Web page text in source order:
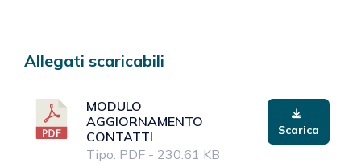
Allegati scaricabili
MODULO
AGGIORNAMENTO
CONTATTI
Tipo: PDF - 230.61 KB
Scarica